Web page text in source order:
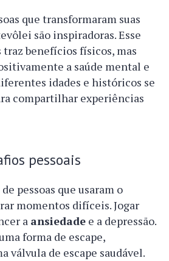
que transformaram suas
são inspiradoras. Esse
traz benefícios físicos, mas
a saúde mental e
idades e históricos se
compartilhar experiências
pessoais
pessoas que usaram o
momentos difíceis. Jogar
a ansiedade e a depressão.
forma de escape,
válvula de escape saudável.